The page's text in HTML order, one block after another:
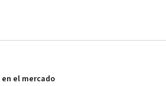
el mercado